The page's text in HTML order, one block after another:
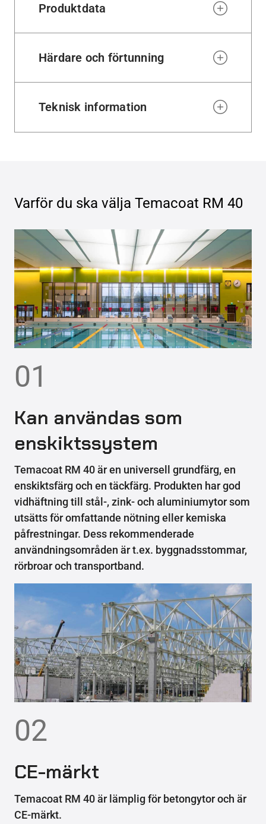
Produktdata
Härdare och förtunning
Teknisk information
Varför du ska välja Temacoat RM 40
01
Kan användas som
enskiktssystem
Temacoat RM 40 är en universell grundfärg, en
enskiktsfärg och en täckfärg. Produkten har god
vidhäftning till stål-, zink- och aluminiumytor som
utsätts för omfattande nötning eller kemiska
påfrestningar. Dess rekommenderade
användningsområden är t.ex. byggnadsstommar,
rörbroar och transportband.
02
CE-märkt
Temacoat RM 40 är lämplig för betongytor och är
CE-märkt.